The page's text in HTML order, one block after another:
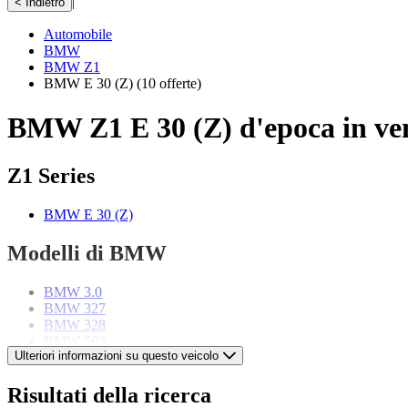
Automobile
BMW
BMW Z1
BMW E 30 (Z) (10 offerte)
BMW Z1 E 30 (Z) d'epoca in
Z1 Series
BMW E 30 (Z)
Modelli di BMW
BMW 3.0
BMW 327
BMW 328
BMW Serie 02
BMW Serie 5
Ulteriori informazioni su questo veicolo
Risultati della ricerca